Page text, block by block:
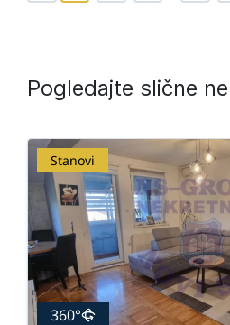
Pogledajte slične
Stanovi
360°